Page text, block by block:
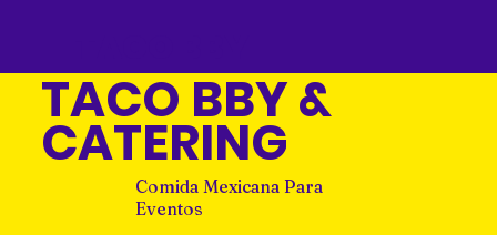
TACO BBY &
CATERING
Comida Mexicana Para
Eventos